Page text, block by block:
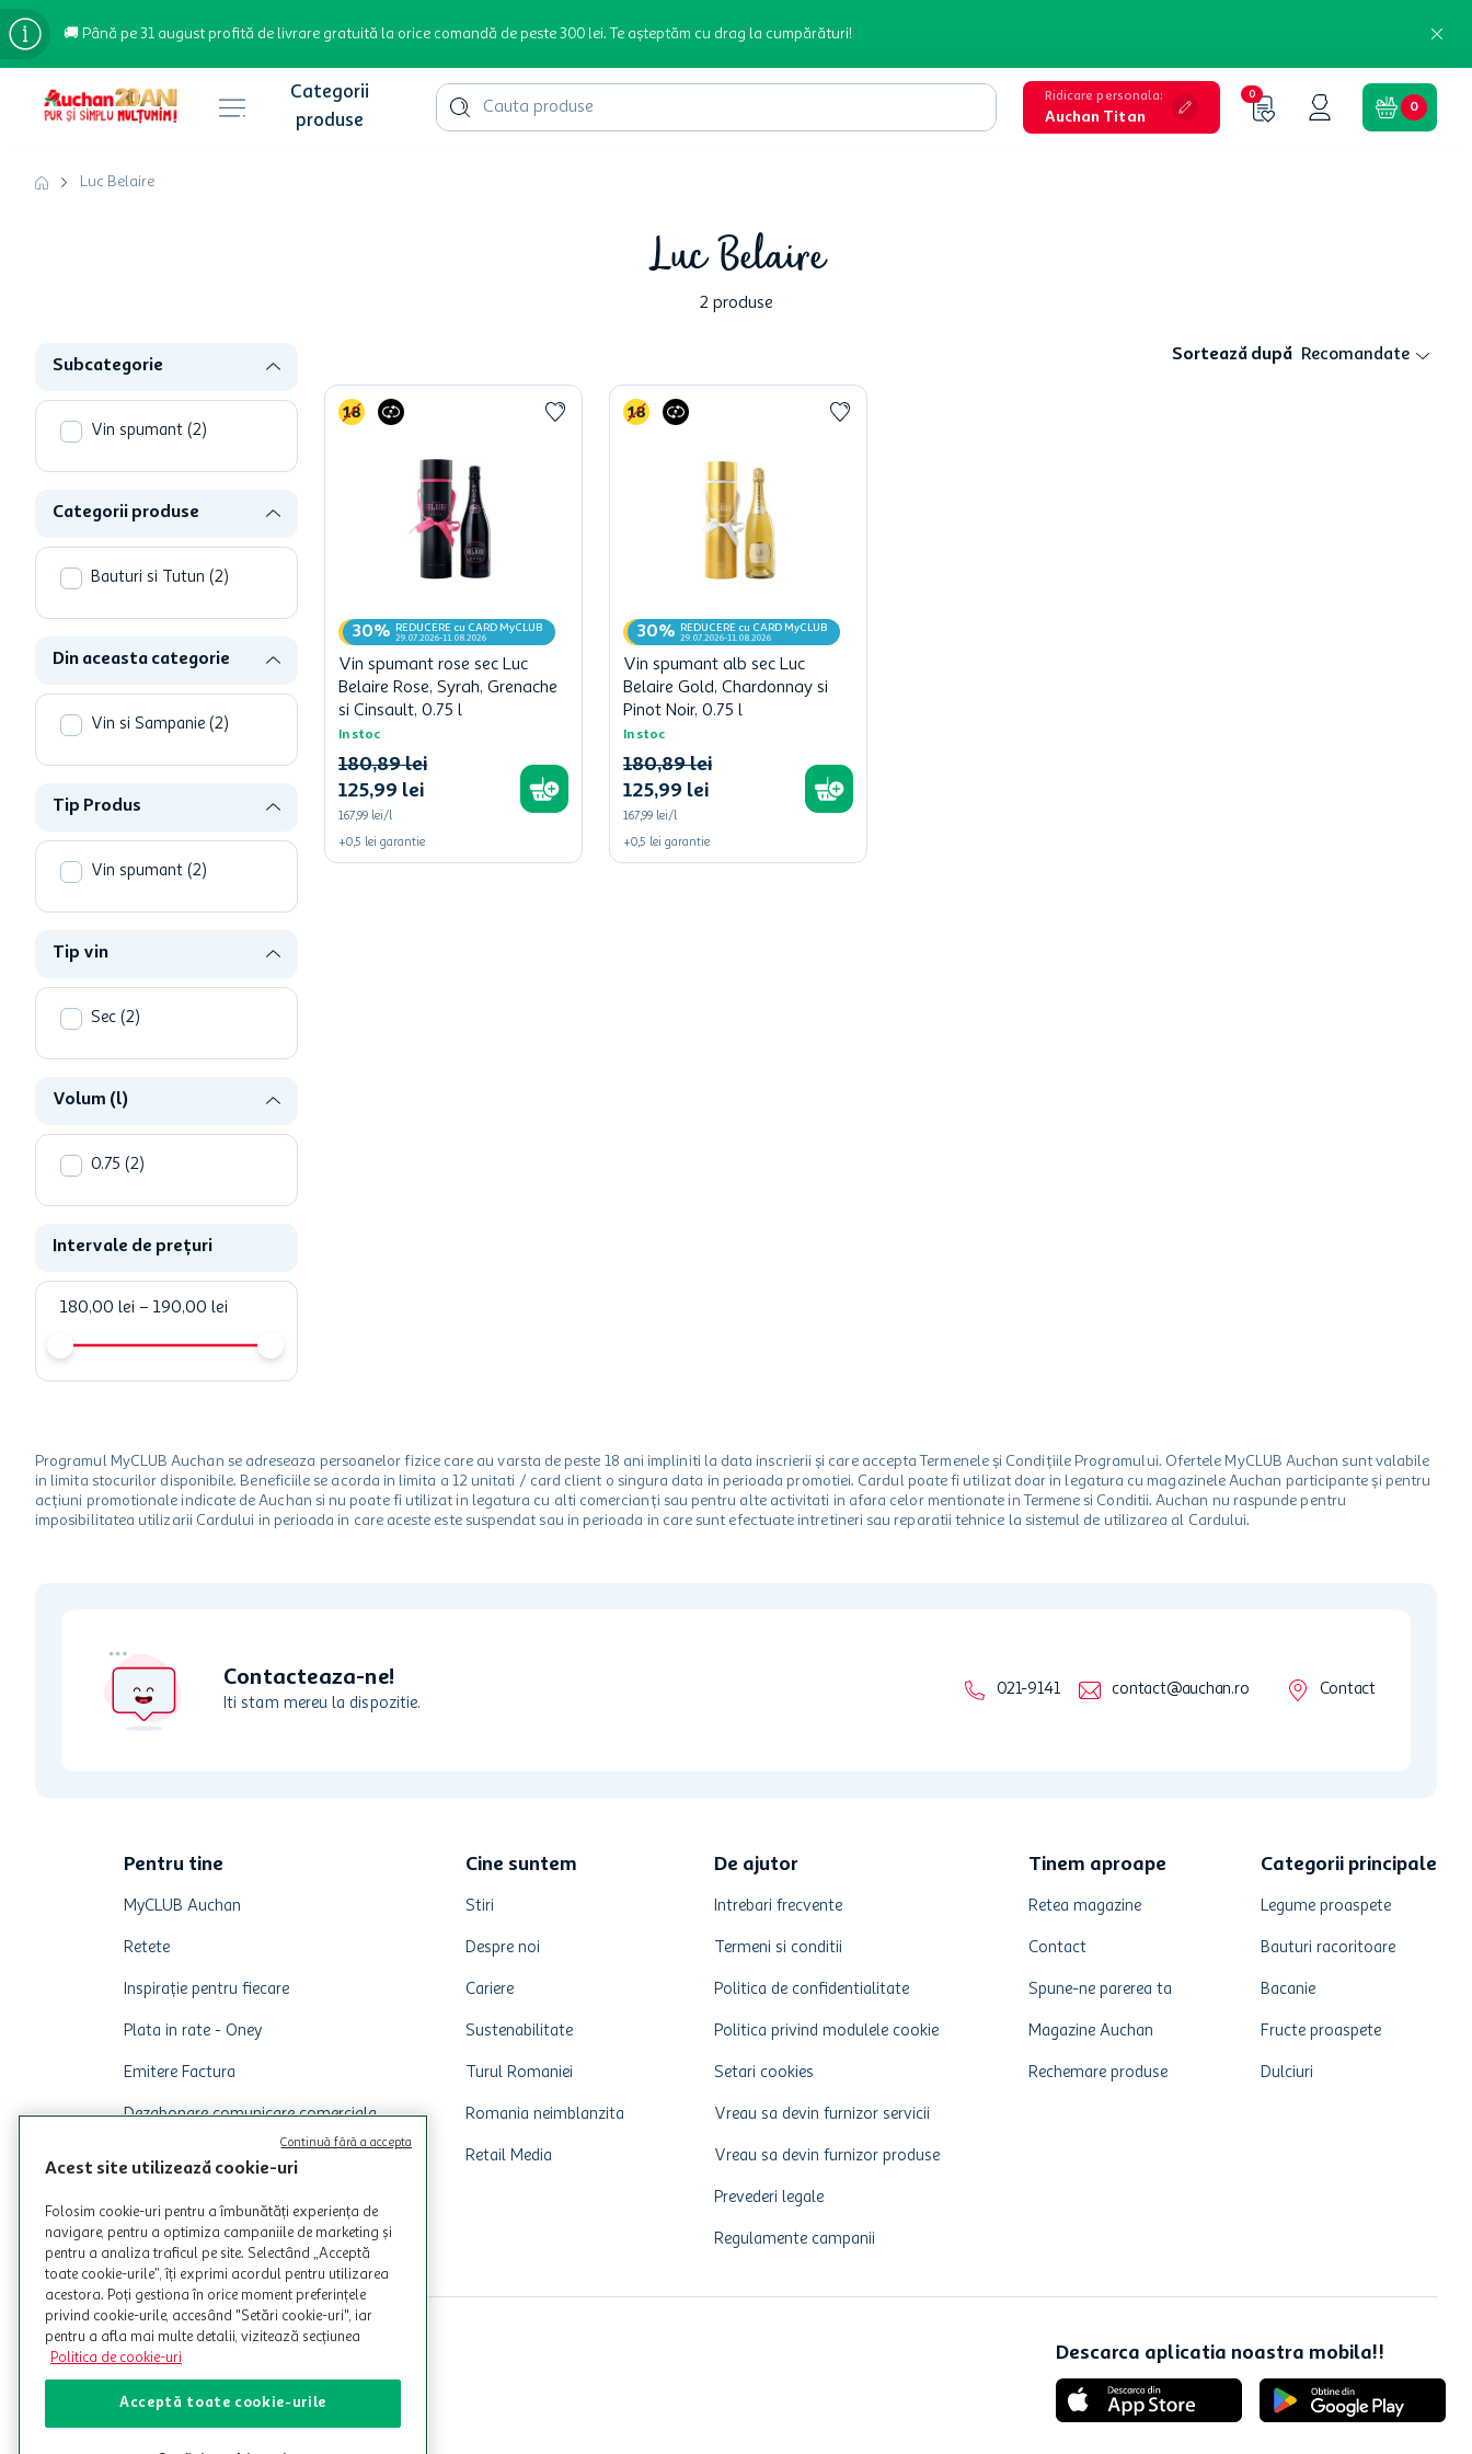
🚚 Până pe 31 august profită de livrare gratuită la orice comandă de peste 300 lei. Te așteptăm cu drag la cumpărături!
Cauta produse Ridicare personala:
Auchan Titan
0
0
Luc Belaire
Luc Belaire
2 produse
Subcategorie
Vin spumant (2)
Categorii produse
Bauturi si Tutun (2)
Din aceasta categorie
Vin si Sampanie (2)
Tip Produs
Vin spumant (2)
Tip vin
Sec (2)
Volum (l)
0.75 (2)
Intervale de prețuri
180,00 lei – 190,00 lei
Sortează după Recomandate
30% REDUCERE cu CARD MyCLUB
29.07.2026-11.08.2026
Vin spumant rose sec Luc
Belaire Rose, Syrah, Grenache
si Cinsault, 0.75 l
In stoc
125,99 lei
180,89 lei
167,99 lei/l
+0,5 lei garantie
30% REDUCERE cu CARD MyCLUB
29.07.2026-11.08.2026
Vin spumant alb sec Luc
Belaire Gold, Chardonnay si
Pinot Noir, 0.75 l
In stoc
125,99 lei
180,89 lei
167,99 lei/l
+0,5 lei garantie
Programul MyCLUB Auchan se adreseaza persoanelor fizice care au varsta de peste 18 ani impliniti la data inscrierii și care accepta Termenele și Condițiile Programului. Ofertele MyCLUB Auchan sunt valabile
in limita stocurilor disponibile. Beneficiile se acorda in limita a 12 unitati / card client o singura data in perioada promotiei. Cardul poate fi utilizat doar in legatura cu magazinele Auchan participante și pentru
acțiuni promotionale indicate de Auchan si nu poate fi utilizat in legatura cu alti comercianți sau pentru alte activitati in afara celor mentionate in Termene si Conditii. Auchan nu raspunde pentru
imposibilitatea utilizarii Cardului in perioada in care aceste este suspendat sau in perioada in care sunt efectuate intretineri sau reparatii tehnice la sistemul de utilizarea al Cardului.
Contacteaza-ne!
Iti stam mereu la dispozitie.
021-9141 contact@auchan.ro Contact
Pentru tine
MyCLUB Auchan
Retete
Inspirație pentru fiecare
Plata in rate - Oney
Emitere Factura
Dezabonare comunicare comerciala
Cine suntem
Stiri
Despre noi
Cariere
Sustenabilitate
Turul Romaniei
Romania neimblanzita
Retail Media
De ajutor
Intrebari frecvente
Termeni si conditii
Politica de confidentialitate
Politica privind modulele cookie
Setari cookies
Vreau sa devin furnizor servicii
Vreau sa devin furnizor produse
Prevederi legale
Regulamente campanii
Tinem aproape
Retea magazine
Contact
Spune-ne parerea ta
Magazine Auchan
Rechemare produse
Categorii principale
Legume proaspete
Bauturi racoritoare
Bacanie
Fructe proaspete
Dulciuri
Descarca aplicatia noastra mobila!!
Acest site utilizează cookie-uri
Folosim cookie-uri pentru a îmbunătăți experiența de
navigare, pentru a optimiza campaniile de marketing și
pentru a analiza traficul pe site. Selectând „Acceptă
toate cookie-urile”, îți exprimi acordul pentru utilizarea
acestora. Poți gestiona în orice moment preferințele
privind cookie-urile, accesând "Setări cookie-uri", iar
pentru a afla mai multe detalii, vizitează secțiunea
Politica de cookie-uri
Acceptă toate cookie-urile
Continuă fără a accepta